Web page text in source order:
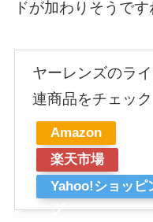
ドが加わりそうです
ヤーレンズのラ
連商品をチェック
Amazon
楽天市場
Yahoo!ショッピ
グ